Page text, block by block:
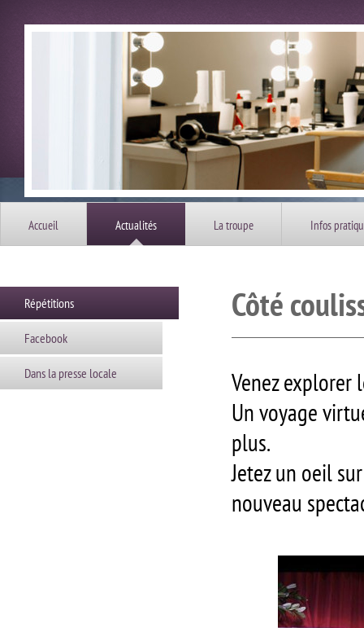
Accueil Actualités La troupe Infos
Répétitions
Facebook
Dans la presse locale
Côté
Venez explorer
Un voyage
plus.
Jetez un oeil
nouveau